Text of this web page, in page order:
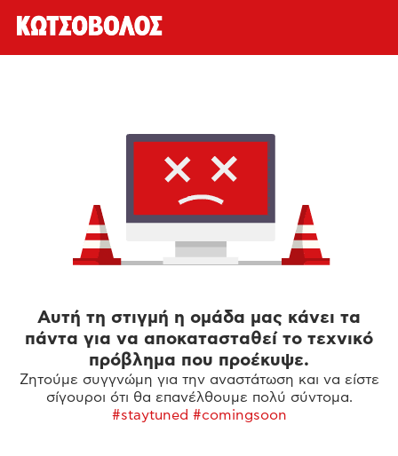
Αυτή τη στιγμή η ομάδα μας κάνει τα
πάντα για να αποκατασταθεί το τεχνικό
πρόβλημα που προέκυψε.
Ζητούμε συγγνώμη για την αναστάτωση και να είστε
σίγουροι ότι θα επανέλθουμε πολύ σύντομα.
#staytuned #comingsoon